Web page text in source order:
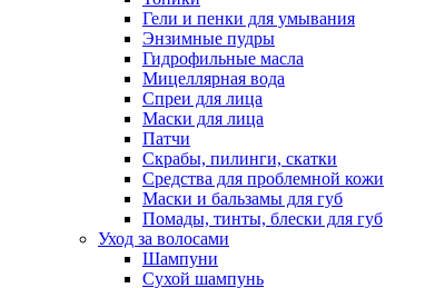
Гели и пенки для умывания
Энзимные пудры
Гидрофильные масла
Мицеллярная вода
Спреи для лица
Маски для лица
Патчи
Скрабы, пилинги, скатки
Средства для проблемной кожи
Маски и бальзамы для губ
Помады, тинты, блески для губ
Уход за волосами
Шампуни
Сухой шампунь